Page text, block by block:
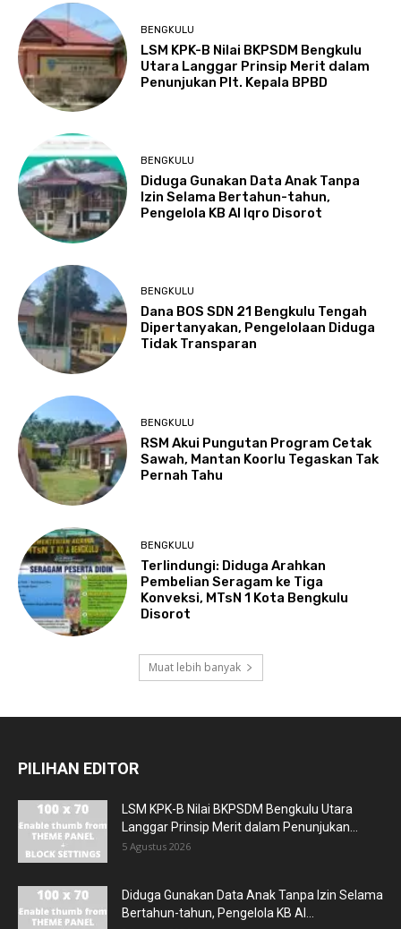
BENGKULU
LSM KPK-B Nilai BKPSDM Bengkulu
Utara Langgar Prinsip Merit dalam
Penunjukan Plt. Kepala BPBD
BENGKULU
Diduga Gunakan Data Anak Tanpa
Izin Selama Bertahun-tahun,
Pengelola KB Al Iqro Disorot
BENGKULU
Dana BOS SDN 21 Bengkulu Tengah
Dipertanyakan, Pengelolaan Diduga
Tidak Transparan
BENGKULU
RSM Akui Pungutan Program Cetak
Sawah, Mantan Koorlu Tegaskan Tak
Pernah Tahu
BENGKULU
Terlindungi: Diduga Arahkan
Pembelian Seragam ke Tiga
Konveksi, MTsN 1 Kota Bengkulu
Disorot
Muat lebih banyak
PILIHAN EDITOR
LSM KPK-B Nilai BKPSDM Bengkulu Utara
Langgar Prinsip Merit dalam Penunjukan...
5 Agustus 2026
Diduga Gunakan Data Anak Tanpa Izin Selama
Bertahun-tahun, Pengelola KB Al...